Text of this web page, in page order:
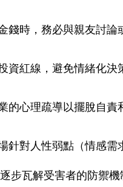
錢時，務必與親友討論
資紅線，避免情緒化決
的心理疏導以擺脫自責
針對人性弱點（情感
步瓦解受害者的防禦